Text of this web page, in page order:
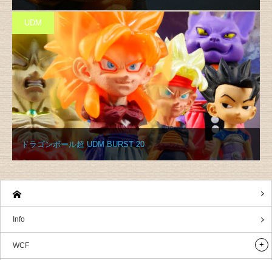
UDM
ドラゴンボール超 UDM BURST 20
Info
WCF